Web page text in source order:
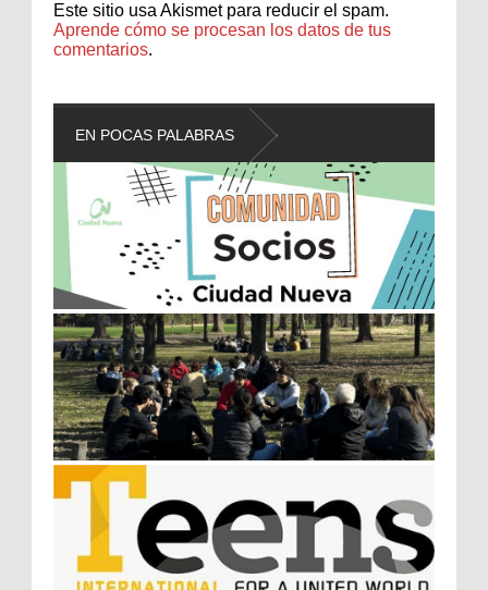
Este sitio usa Akismet para reducir el spam.
Aprende cómo se procesan los datos de tus
comentarios.
EN POCAS PALABRAS